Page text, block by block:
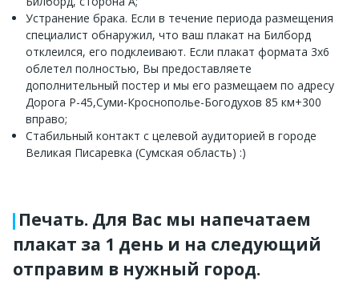
Устранение брака. Если в течение периода размещения
специалист обнаружил, что ваш плакат на Билборд
отклеился, его подклеивают. Если плакат формата 3х6
облетел полностью, Вы предоставляете
дополнительный постер и мы его размещаем по адресу
Дорога Р-45,Суми-Кроснополье-Богодухов 85 км+300
вправо;
Стабильный контакт с целевой аудиторией в городе
Великая Писаревка (Сумская область) :)
Печать. Для Вас мы напечатаем
плакат за 1 день и на следующий
отправим в нужный город.